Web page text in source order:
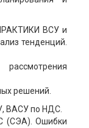
ВСУ и
тенденций.
решений.
ВАСУ по НДС.
(СЭА). Ошибки